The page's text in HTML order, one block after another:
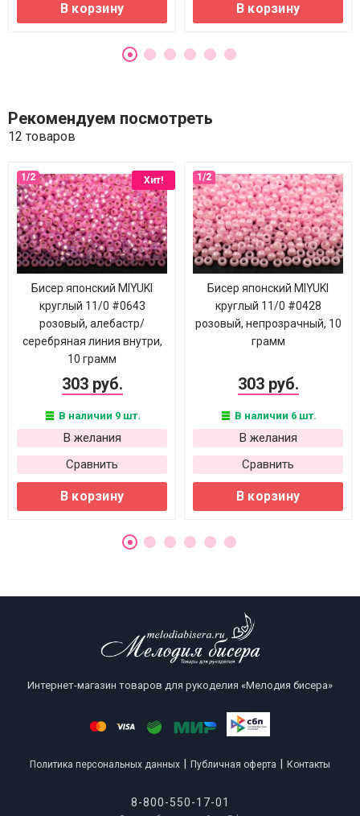
В корзину В корзину
Рекомендуем посмотреть
12 товаров
Хит!
Бисер японский MIYUKI
круглый 11/0 #0643
розовый, алебастр/
серебряная линия внутри,
10 грамм
303 руб.
В наличии 9 шт.
В желания
Сравнить
В корзину
Бисер японский MIYUKI
круглый 11/0 #0428
розовый, непрозрачный, 10
грамм
303 руб.
В наличии 6 шт.
В желания
Сравнить
В корзину
Интернет-магазин товаров для рукоделия «Мелодия бисера»
Политика персональных данных Публичная оферта Контакты
8-800-550-17-01